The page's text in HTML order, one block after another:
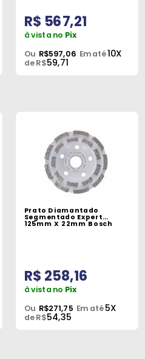
R$ 567,21
à vista no Pix
Ou R$597,06 Em até10X
de R$59,71
Prato Diamantado
Segmentado Expert
125mm X 22mm Bosch
R$ 258,16
à vista no Pix
Ou R$271,75 Em até5X
de R$54,35